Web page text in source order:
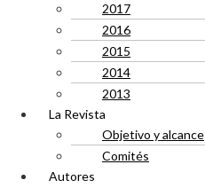
2017
2016
2015
2014
2013
La Revista
Objetivo y alcance
Comités
Autores